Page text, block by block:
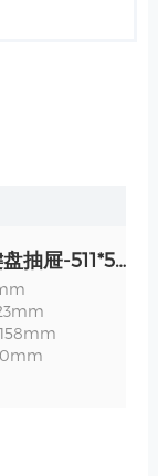
标准桌面-隐藏式键盘抽屉-511*538mm 规格